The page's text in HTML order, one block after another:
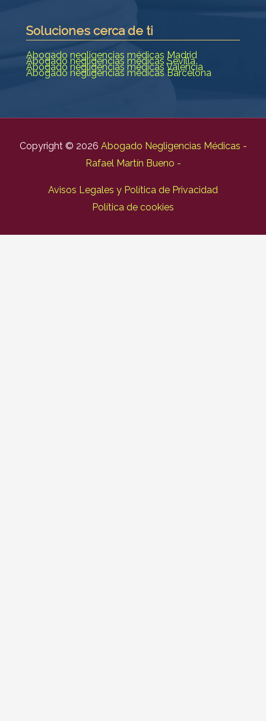
Soluciones cerca de ti
Abogado negligencias médicas Madrid
Abogado negligencias médicas Sevilla
Abogado negligencias médicas Valencia
Abogado negligencias médicas Barcelona
Copyright © 2026 Abogado Negligencias Médicas -
Rafael Martín Bueno -
Avisos Legales y Política de Privacidad
Política de cookies